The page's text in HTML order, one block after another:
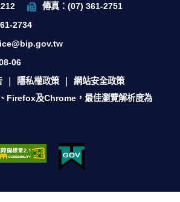
傳真：(07) 361-2751
2734
06
隱私權政策
網站安全政策
Firefox及Chrome，最佳瀏覽解析度為